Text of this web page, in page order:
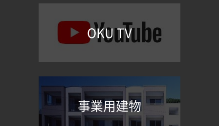
OKU TV
事業用建物